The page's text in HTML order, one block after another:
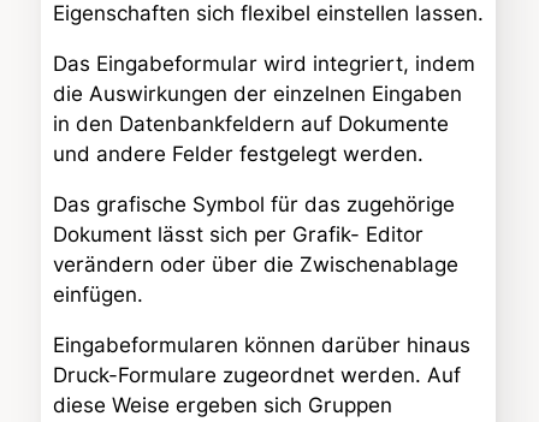
Eigenschaften sich flexibel einstellen lassen.
Das Eingabeformular wird integriert, indem
die Auswirkungen der einzelnen Eingaben
in den Datenbankfeldern auf Dokumente
und andere Felder festgelegt werden.
Das grafische Symbol für das zugehörige
Dokument lässt sich per Grafik- Editor
verändern oder über die Zwischenablage
einfügen.
Eingabeformularen können darüber hinaus
Druck-Formulare zugeordnet werden. Auf
diese Weise ergeben sich Gruppen